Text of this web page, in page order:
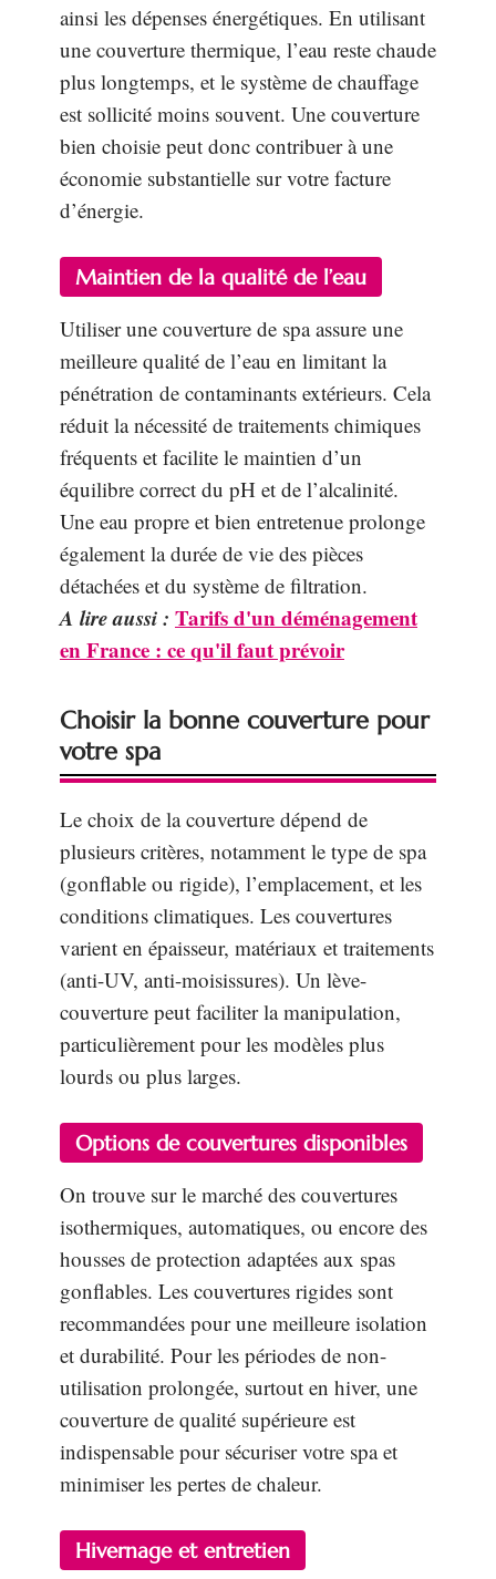
ainsi les dépenses énergétiques. En utilisant
une couverture thermique, l’eau reste chaude
plus longtemps, et le système de chauffage
est sollicité moins souvent. Une couverture
bien choisie peut donc contribuer à une
économie substantielle sur votre facture
d’énergie.
Maintien de la qualité de l’eau
Utiliser une couverture de spa assure une
meilleure qualité de l’eau en limitant la
pénétration de contaminants extérieurs. Cela
réduit la nécessité de traitements chimiques
fréquents et facilite le maintien d’un
équilibre correct du pH et de l’alcalinité.
Une eau propre et bien entretenue prolonge
également la durée de vie des pièces
détachées et du système de filtration.
A lire aussi : Tarifs d'un déménagement
en France : ce qu'il faut prévoir
Choisir la bonne couverture pour
votre spa
Le choix de la couverture dépend de
plusieurs critères, notamment le type de spa
(gonflable ou rigide), l’emplacement, et les
conditions climatiques. Les couvertures
varient en épaisseur, matériaux et traitements
(anti-UV, anti-moisissures). Un lève-
couverture peut faciliter la manipulation,
particulièrement pour les modèles plus
lourds ou plus larges.
Options de couvertures disponibles
On trouve sur le marché des couvertures
isothermiques, automatiques, ou encore des
housses de protection adaptées aux spas
gonflables. Les couvertures rigides sont
recommandées pour une meilleure isolation
et durabilité. Pour les périodes de non-
utilisation prolongée, surtout en hiver, une
couverture de qualité supérieure est
indispensable pour sécuriser votre spa et
minimiser les pertes de chaleur.
Hivernage et entretien